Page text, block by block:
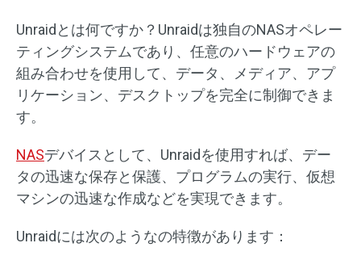
Unraidとは何ですか？Unraidは独自のNASオペレー
ティングシステムであり、任意のハードウェアの
組み合わせを使用して、データ、メディア、アプ
リケーション、デスクトップを完全に制御できま
す。
NASデバイスとして、Unraidを使用すれば、デー
タの迅速な保存と保護、プログラムの実行、仮想
マシンの迅速な作成などを実現できます。
Unraidには次のようなの特徴があります：